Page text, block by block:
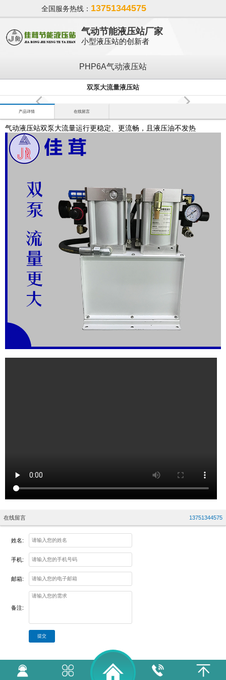
全国服务热线： 13751344575
气动节能液压站厂家
小型液压站的创新者
PHP6A气动液压站
双泵大流量液压站
产品详情 在线留言
气动液压站双泵大流量运行更稳定、更流畅，且液压油不发热
在线留言 13751344575
姓名:
手机:
邮箱:
备注:
提交